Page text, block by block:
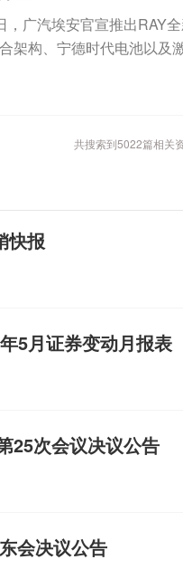
月2日，蔚来汽车联合创
是一个维度，更重要的是
还没有越过生死线。”秦
二是要往上走，三是有耐
降4.1%，面临结构调整
同步出现。秦力洪将这些
力形式，这会给聚焦纯
推进市场增量掘金，车市
年，小鹏汽车海外累计
汽车人士认为，7月的数
越来越少，而谁将留在牌
盈利能力和战略定力之中
整合与体系效率为内核的
润率降至3.2%，明显低
直接传导至上游智驾供
密集下场进一步加剧了
一轮集体转向的重要支撑
配送无人车纳入全国统一
、权责模糊的行业乱象。
，广汽埃安官宣推出RAY
架构、宁德时代电池以及
共搜索到5022篇相关
快报
5月证券变动月报表
25次会议决议公告
会决议公告